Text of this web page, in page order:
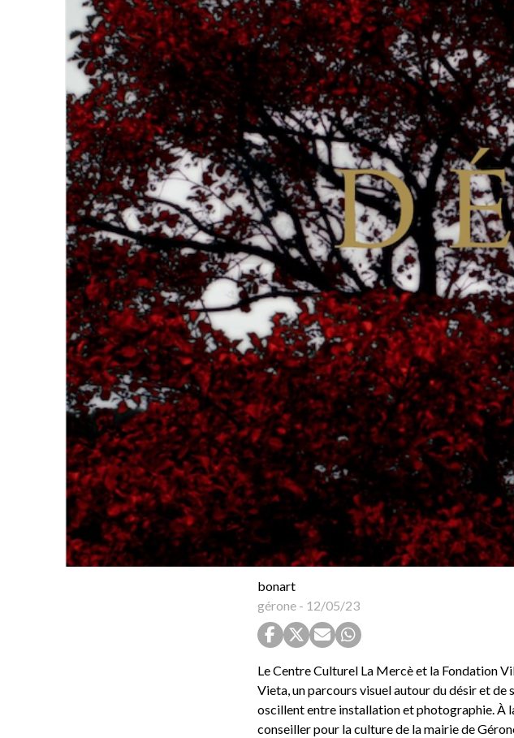
bonart
gérone- 12/05/23
Le Centre Culturel La Mercè et la Fondation
Vieta, un parcours visuel autour du désir et
oscillent entre installation et photographie. À
conseiller pour la culture de la mairie de